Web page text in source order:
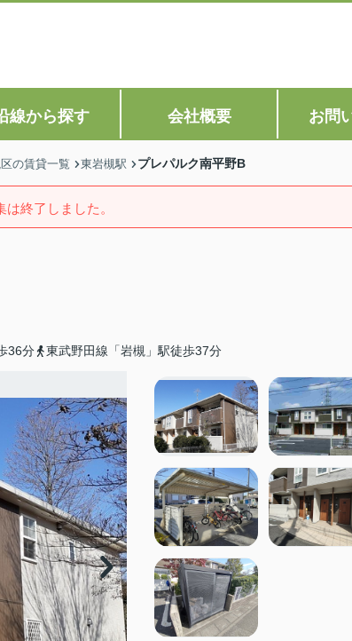
線から探す 会社概要 お問
の賃貸一覧 東岩槻駅 プレパルク南平野B
終了しました。
36分 東武野田線「岩槻」駅徒歩37分